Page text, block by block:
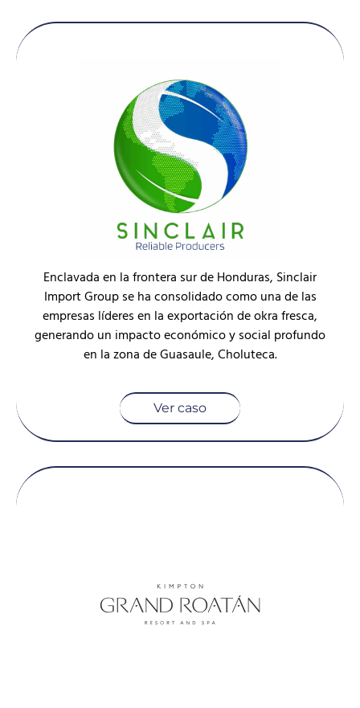
Enclavada en la frontera sur de Honduras, Sinclair
Import Group se ha consolidado como una de las
empresas líderes en la exportación de okra fresca,
generando un impacto económico y social profundo
en la zona de Guasaule, Choluteca.
Ver caso